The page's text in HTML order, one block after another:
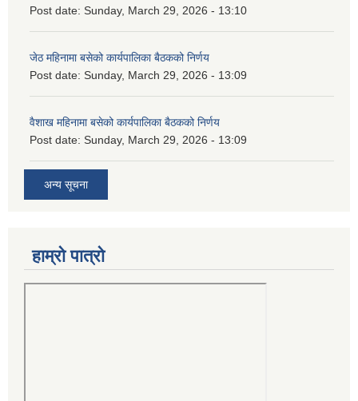
Post date: Sunday, March 29, 2026 - 13:10
जेठ महिनामा बसेको कार्यपालिका बैठकको निर्णय
Post date: Sunday, March 29, 2026 - 13:09
वैशाख महिनामा बसेको कार्यपालिका बैठकको निर्णय
Post date: Sunday, March 29, 2026 - 13:09
अन्य सूचना
हाम्रो पात्रो